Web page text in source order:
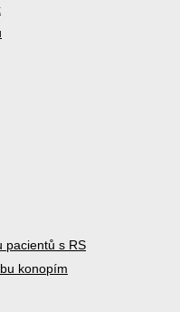
pacientů s RS
konopím